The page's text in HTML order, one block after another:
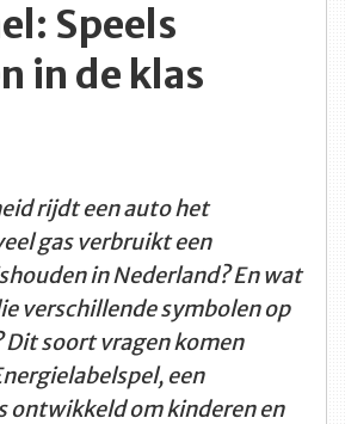
Speels
in de klas
rijdt een auto het
gas verbruikt een
in Nederland? En wat
verschillende symbolen op
Dit soort vragen komen
een
ontwikkeld om kinderen en